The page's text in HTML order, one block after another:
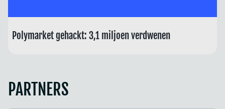
Polymarket gehackt: 3,1 miljoen verdwenen
PARTNERS